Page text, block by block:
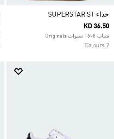
حذاء SUPERSTAR ST
KD 36.50
شباب 8-16 سنوات Originals
2 Colours